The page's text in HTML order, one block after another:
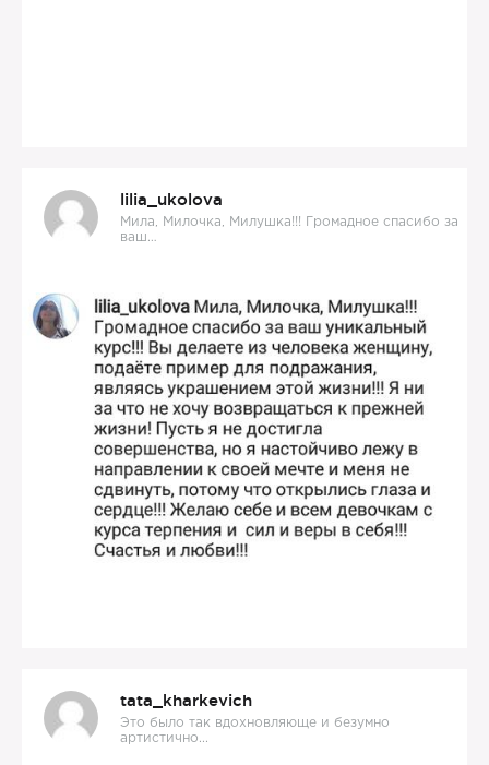
lilia_ukolova
Мила, Милочка, Милушка!!! Громадное спасибо за
ваш…
tata_kharkevich
Это было так вдохновляюще и безумно
артистично...